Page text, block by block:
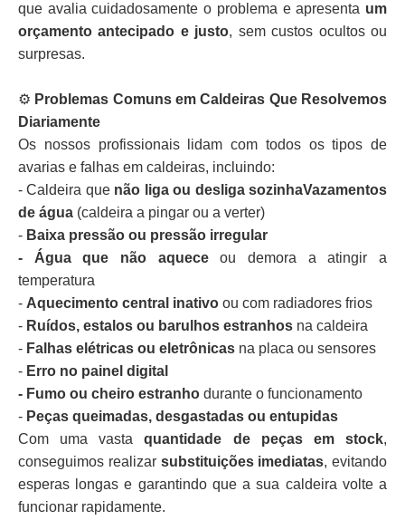
que avalia cuidadosamente o problema e apresenta um
orçamento antecipado e justo, sem custos ocultos ou
surpresas.
⚙️ Problemas Comuns em Caldeiras Que Resolvemos
Diariamente
Os nossos profissionais lidam com todos os tipos de
avarias e falhas em caldeiras, incluindo:
- Caldeira que não liga ou desliga sozinhaVazamentos
de água (caldeira a pingar ou a verter)
- Baixa pressão ou pressão irregular
- Água que não aqueceou demora a atingir a
temperatura
- Aquecimento central inativo ou com radiadores frios
- Ruídos, estalos ou barulhos estranhos na caldeira
- Falhas elétricas ou eletrônicas na placa ou sensores
- Erro no painel digital
- Fumo ou cheiro estranho durante o funcionamento
- Peças queimadas, desgastadas ou entupidas
Com uma vastaquantidade de peças em stock,
conseguimos realizar substituições imediatas, evitando
esperas longas e garantindo que a sua caldeira volte a
funcionar rapidamente.